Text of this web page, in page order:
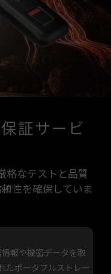
証サービ
格なテストと品質
性を確保していま
報や機密データを取
たポータブルストレー